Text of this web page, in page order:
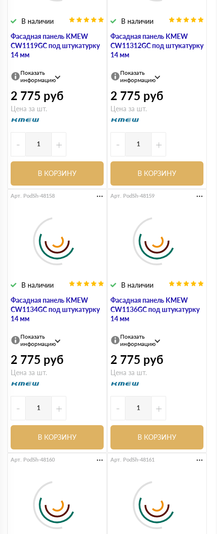
Фасадная панель KMEW
CW1119GC под штукатурку
14 мм
В наличии
Показать
информацию
2 775 руб
Цена за шт.
- +
В КОРЗИНУ
Фасадная панель KMEW
CW11312GC под штукатурку
14 мм
В наличии
Показать
информацию
2 775 руб
Цена за шт.
- +
В КОРЗИНУ
Фасадная панель KMEW
CW1134GC под штукатурку
14 мм
В наличии
Арт. PodSh-48158
Показать
информацию
2 775 руб
Цена за шт.
- +
В КОРЗИНУ
Фасадная панель KMEW
CW1136GC под штукатурку
14 мм
В наличии
Арт. PodSh-48159
Показать
информацию
2 775 руб
Цена за шт.
- +
В КОРЗИНУ
Арт. PodSh-48160 Арт. PodSh-48161